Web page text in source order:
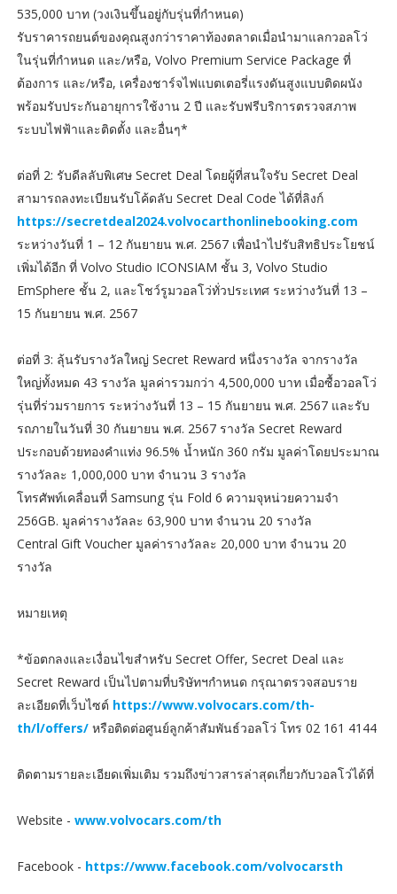
535,000 บาท (วงเงินขึ้นอยู่กับรุ่นที่กำหนด)
รับราคารถยนต์ของคุณสูงกว่าราคาท้องตลาดเมื่อนำมาแลกวอลโว่
ในรุ่นที่กำหนด และ/หรือ, Volvo Premium Service Package ที่
ต้องการ และ/หรือ, เครื่องชาร์จไฟแบตเตอรี่แรงดันสูงแบบติดผนัง
พร้อมรับประกันอายุการใช้งาน 2 ปี และรับฟรีบริการตรวจสภาพ
ระบบไฟฟ้าและติดตั้ง และอื่นๆ*
ต่อที่ 2: รับดีลลับพิเศษ Secret Deal โดยผู้ที่สนใจรับ Secret Deal
สามารถลงทะเบียนรับโค้ดลับ Secret Deal Code ได้ที่ลิงก์
https://secretdeal2024.volvocarthonlinebooking.com
ระหว่างวันที่ 1 – 12 กันยายน พ.ศ. 2567 เพื่อนำไปรับสิทธิประโยชน์
เพิ่มได้อีก ที่ Volvo Studio ICONSIAM ชั้น 3, Volvo Studio
EmSphere ชั้น 2, และโชว์รูมวอลโว่ทั่วประเทศ ระหว่างวันที่ 13 –
15 กันยายน พ.ศ. 2567
ต่อที่ 3: ลุ้นรับรางวัลใหญ่ Secret Reward หนึ่งรางวัล จากรางวัล
ใหญ่ทั้งหมด 43 รางวัล มูลค่ารวมกว่า 4,500,000 บาท เมื่อซื้อวอลโว่
รุ่นที่ร่วมรายการ ระหว่างวันที่ 13 – 15 กันยายน พ.ศ. 2567 และรับ
รถภายในวันที่ 30 กันยายน พ.ศ. 2567 รางวัล Secret Reward
ประกอบด้วยทองคำแท่ง 96.5% น้ำหนัก 360 กรัม มูลค่าโดยประมาณ
รางวัลละ 1,000,000 บาท จำนวน 3 รางวัล
โทรศัพท์เคลื่อนที่ Samsung รุ่น Fold 6 ความจุหน่วยความจำ
256GB. มูลค่ารางวัลละ 63,900 บาท จำนวน 20 รางวัล
Central Gift Voucher มูลค่ารางวัลละ 20,000 บาท จำนวน 20
รางวัล
หมายเหตุ
*ข้อตกลงและเงื่อนไขสำหรับ Secret Offer, Secret Deal และ
Secret Reward เป็นไปตามที่บริษัทฯกำหนด กรุณาตรวจสอบราย
ละเอียดที่เว็บไซต์ https://www.volvocars.com/th-
th/l/offers/หรือติดต่อศูนย์ลูกค้าสัมพันธ์วอลโว่ โทร 02 161 4144
ติดตามรายละเอียดเพิ่มเติม รวมถึงข่าวสารล่าสุดเกี่ยวกับวอลโว่ได้ที่
Website - www.volvocars.com/th
Facebook - https://www.facebook.com/volvocarsth